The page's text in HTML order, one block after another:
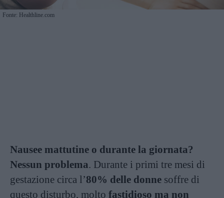
Fonte: Healthline.com
Nausee mattutine o durante la giornata?
Nessun problema. Durante i primi tre mesi di
gestazione circa l’80% delle donne soffre di
questo disturbo, molto fastidioso ma non